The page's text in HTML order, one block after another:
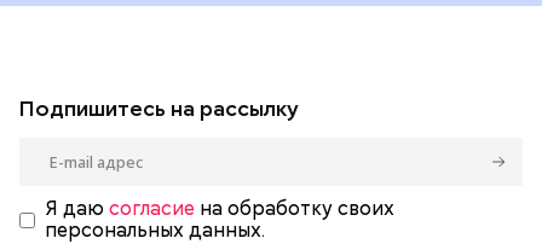
Подпишитесь на рассылку
Я даю согласие на обработку своих
персональных данных.